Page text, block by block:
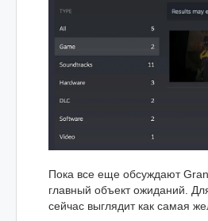
Пока все еще обсуждают
главный объект ожиданий.
сейчас выглядит как самая